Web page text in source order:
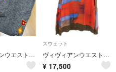
ヴィヴィアンウエストウッド メンズスウェットセットアップ
スウェット
ヴィヴィアンウエストウッドマン VW-LP-71922 総柄スウェット メンズ 48 ※12/28～1/6 発送・問い合わせ遅延
¥ 17,500